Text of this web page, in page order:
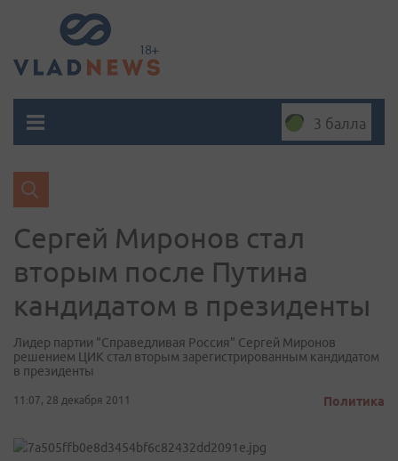
3 балла
Сергей Миронов стал
вторым после Путина
кандидатом в президенты
Лидер партии "Справедливая Россия" Сергей Миронов
решением ЦИК стал вторым зарегистрированным кандидатом
в президенты
11:07, 28 декабря 2011 Политика